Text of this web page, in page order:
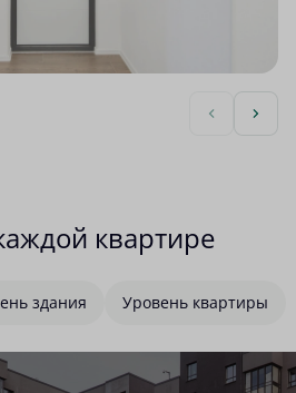
квартире
здания Уровень квартиры